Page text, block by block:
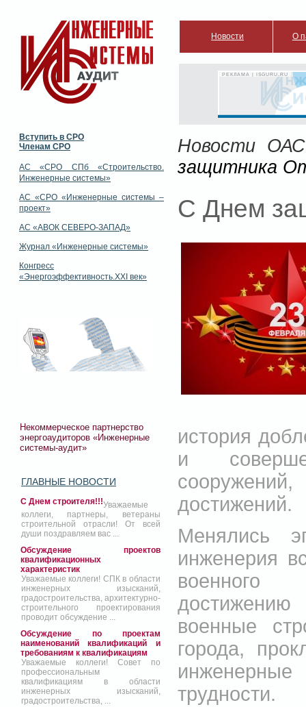
Новости О
РЕКЛАМА | ISGURU.RU
Вступить в СРО
Членам СРО
АС «СРО СПб «Строительство.
Инженерные системы»
АС «СРО «Инженерные системы –
проект»
АС «АВОК СЕВЕРО-ЗАПАД»
Журнал «Инженерные системы»
Конгресс
«Энергоэффективность.XXI век»
Некоммерческое партнерство
энергоаудиторов «Инженерные
системы-аудит»
ГЛАВНЫЕ НОВОСТИ
С Днем строителя!!!Уважаемые
коллеги, партнеры, ветераны
строительной отрасли! От всей
души поздравляем вас ...
Обсуждение проектов
квалификационных
характеристик
Уважаемые коллеги! СПК в области
инженерных изысканий,
градостроительства, архитектурно-
строительного проектирования
проводит обсуждение ...
Обсуждение по проектам
наименований квалификаций и
требованиям к квалификациям
Уважаемые коллеги! Совет по
профессиональным
квалификациям в области
инженерных изысканий,
градостроительства, ...
Новости
защитника
С Днем
история
и
достижений.
Менялись
инженерия
военного
военные
города,
трудности.